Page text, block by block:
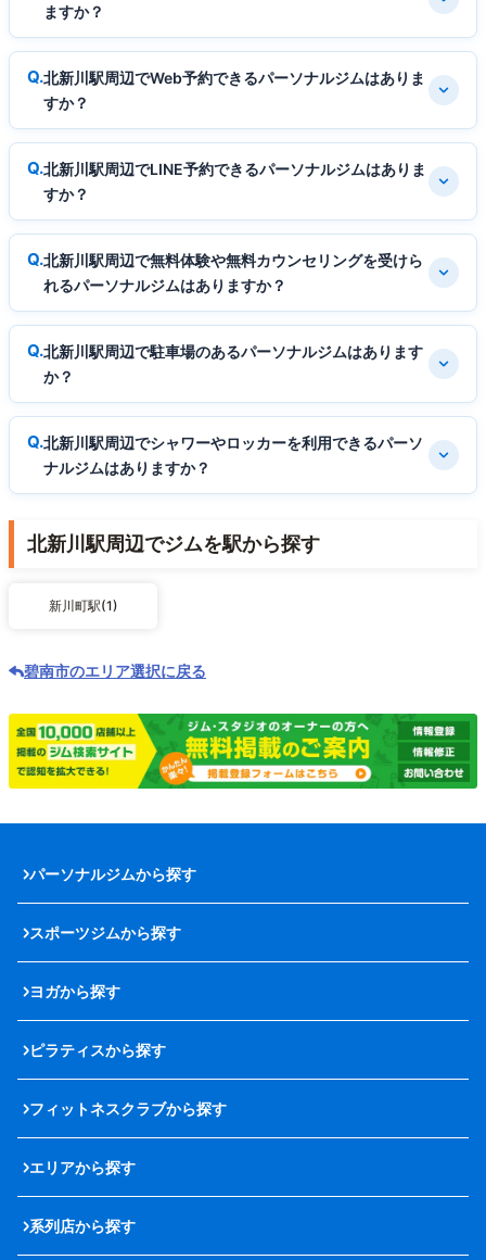
ますか？
北新川駅周辺でWeb予約できるパーソナルジムはありま
すか？
北新川駅周辺でLINE予約できるパーソナルジムはありま
すか？
北新川駅周辺で無料体験や無料カウンセリングを受けら
れるパーソナルジムはありますか？
北新川駅周辺で駐車場のあるパーソナルジムはあります
か？
北新川駅周辺でシャワーやロッカーを利用できるパーソ
ナルジムはありますか？
北新川駅周辺でジムを駅から探す
新川町駅(1)
碧南市のエリア選択に戻る
パーソナルジムから探す
スポーツジムから探す
ヨガから探す
ピラティスから探す
フィットネスクラブから探す
エリアから探す
系列店から探す